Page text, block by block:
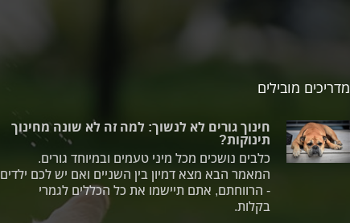
מדריכים מובילים
חינוך גורים לא לנשוך: למה זה לא שונה מחינוך
תינוקות?
כלבים נושכים מכל מיני טעמים ובמיוחד גורים.
המאמר הבא מצא דמיון בין השניים ואם יש לכם ילדים
- הרווחתם, אתם תיישמו את כל הכללים לגמרי
בקלות.